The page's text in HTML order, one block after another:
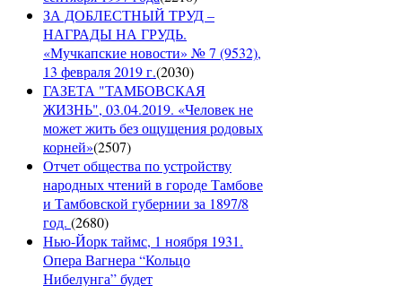
ЗА ДОБЛЕСТНЫЙ ТРУД –
НАГРАДЫ НА ГРУДЬ.
«Мучкапские новости» № 7 (9532),
13 февраля 2019 г.(2030)
ГАЗЕТА "ТАМБОВСКАЯ
ЖИЗНЬ", 03.04.2019. «Человек не
может жить без ощущения родовых
корней»(2507)
Отчет общества по устройству
народных чтений в городе Тамбове
и Тамбовской губернии за 1897/8
год. (2680)
Нью-Йорк таймс, 1 ноября 1931.
Опера Вагнера “Кольцо
Нибелунга” будет